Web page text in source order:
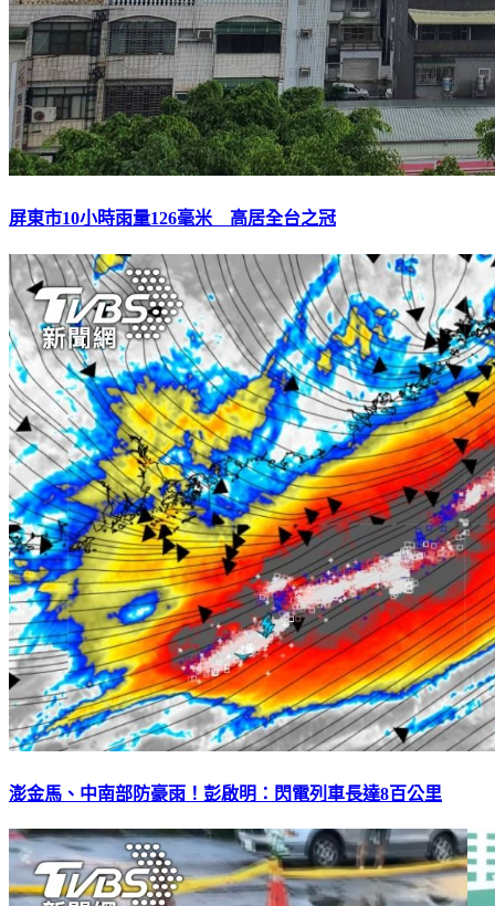
屏東市10小時雨量126毫米 高居全台之冠
澎金馬、中南部防豪雨！彭啟明：閃電列車長達8百公里